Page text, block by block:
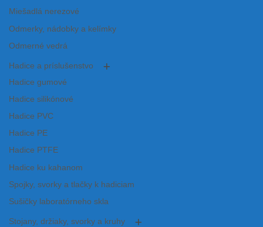
Miešadlá nerezové
Odmerky, nádobky a kelímky
Odmerné vedrá
Hadice a príslušenstvo
Hadice gumové
Hadice silikónové
Hadice PVC
Hadice PE
Hadice PTFE
Hadice ku kahanom
Spojky, svorky a tlačky k hadiciam
Sušičky laboratórneho skla
Stojany, držiaky, svorky a kruhy